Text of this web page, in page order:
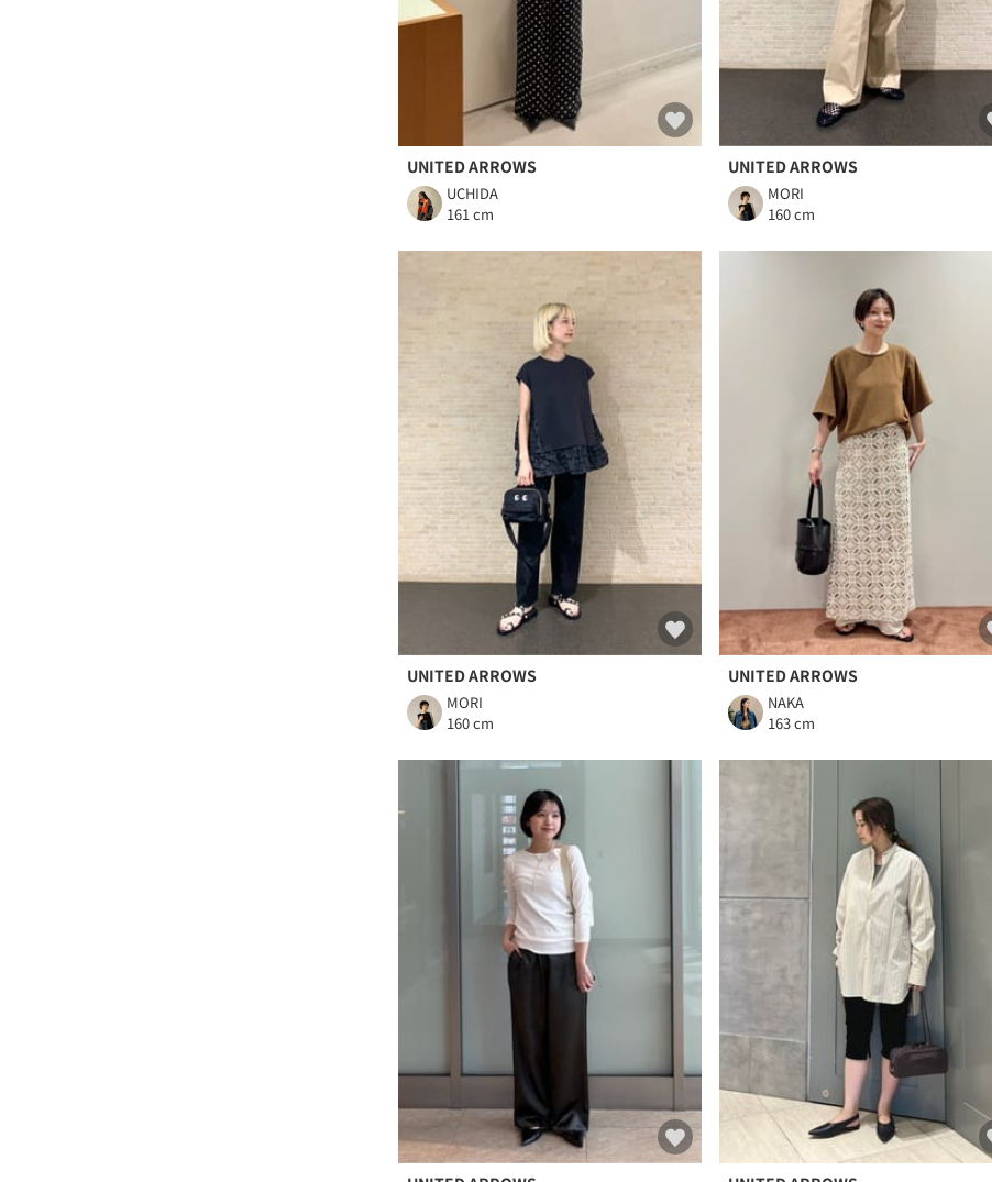
UNITED ARROWS
UCHIDA
161 cm
UNITED ARROWS
MORI
160 cm
UNITED ARROWS
MORI
160 cm
UNITED ARROWS
NAKA
163 cm